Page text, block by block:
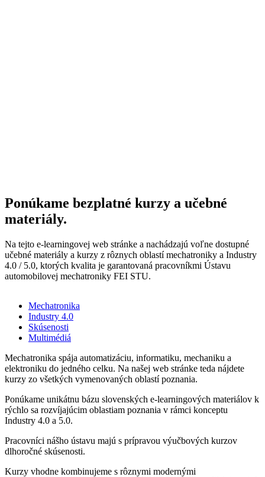
Ponúkame bezplatné kurzy a učebné
materiály.
Na tejto e-learningovej web stránke a nachádzajú voľne dostupné
učebné materiály a kurzy z rôznych oblastí mechatroniky a Industry
4.0 / 5.0, ktorých kvalita je garantovaná pracovníkmi Ústavu
automobilovej mechatroniky FEI STU.
Mechatronika
Industry 4.0
Skúsenosti
Multimédiá
Mechatronika spája automatizáciu, informatiku, mechaniku a
elektroniku do jedného celku. Na našej web stránke teda nájdete
kurzy zo všetkých vymenovaných oblastí poznania.
Ponúkame unikátnu bázu slovenských e-learningových materiálov k
rýchlo sa rozvíjajúcim oblastiam poznania v rámci konceptu
Industry 4.0 a 5.0.
Pracovníci nášho ústavu majú s prípravou výučbových kurzov
dlhoročné skúsenosti.
Kurzy vhodne kombinujeme s rôznymi modernými